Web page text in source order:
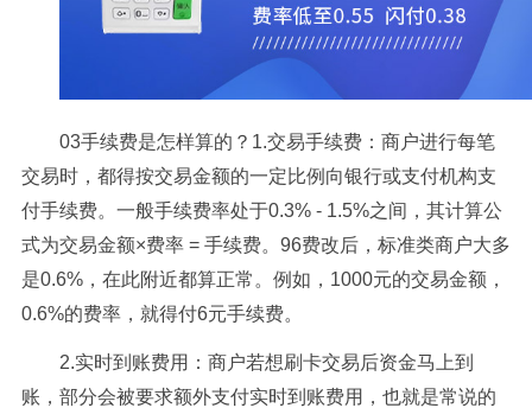
03手续费是怎样算的？1.交易手续费：商户进行每笔
交易时，都得按交易金额的一定比例向银行或支付机构支
付手续费。一般手续费率处于0.3% - 1.5%之间，其计算公
式为交易金额×费率 = 手续费。96费改后，标准类商户大多
是0.6%，在此附近都算正常。例如，1000元的交易金额，
0.6%的费率，就得付6元手续费。
2.实时到账费用：商户若想刷卡交易后资金马上到
账，部分会被要求额外支付实时到账费用，也就是常说的